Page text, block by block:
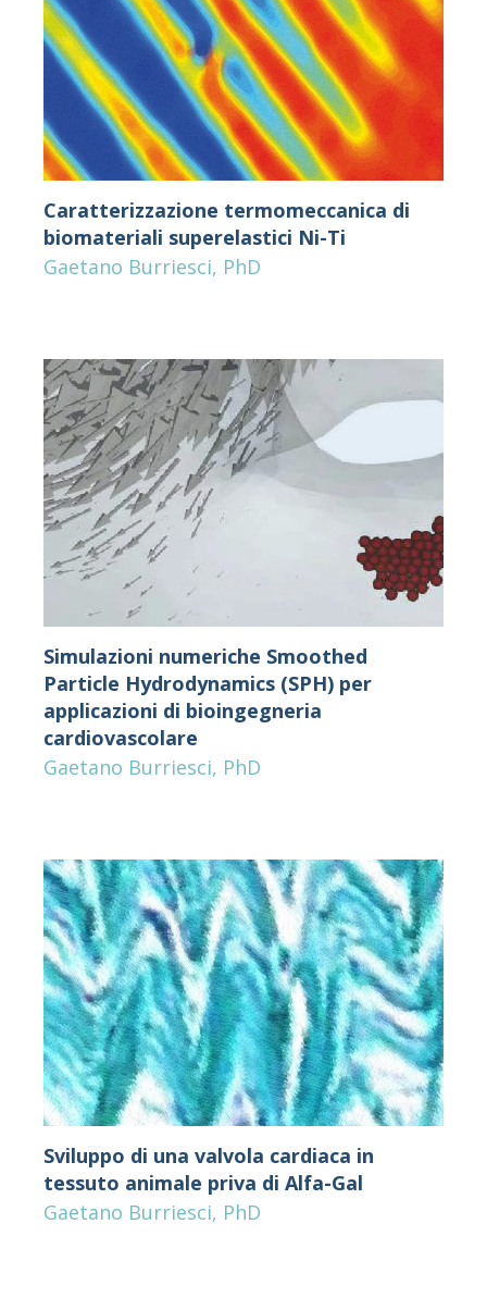
Caratterizzazione termomeccanica di
biomateriali superelastici Ni-Ti
Gaetano Burriesci, PhD
Simulazioni numeriche Smoothed
Particle Hydrodynamics (SPH) per
applicazioni di bioingegneria
cardiovascolare
Gaetano Burriesci, PhD
Sviluppo di una valvola cardiaca in
tessuto animale priva di Alfa-Gal
Gaetano Burriesci, PhD